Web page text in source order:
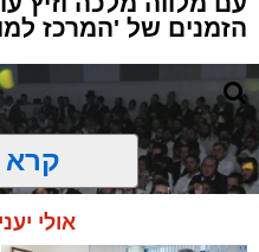
הזמנים של 'המרכז
קרא
אולי